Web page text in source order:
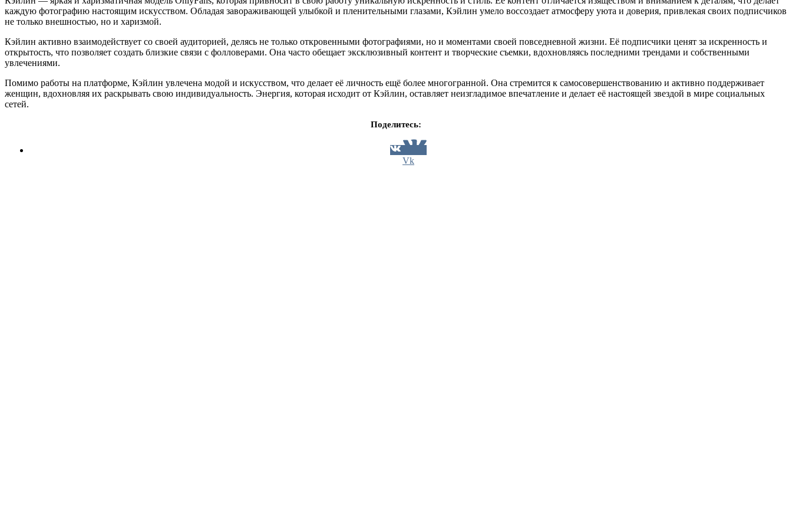
каждую фотографию настоящим искусством. Обладая завораживающей улыбкой и пленительными глазами, Кэйлин умело воссоздает атмосферу уюта и доверия, привлекая своих подписчиков
не только внешностью, но и харизмой.
Кэйлин активно взаимодействует со своей аудиторией, делясь не только откровенными фотографиями, но и моментами своей повседневной жизни. Её подписчики ценят за искренность и
открытость, что позволяет создать близкие связи с фолловерами. Она часто обещает эксклюзивный контент и творческие съемки, вдохновляясь последними трендами и собственными
увлечениями.
Помимо работы на платформе, Кэйлин увлечена модой и искусством, что делает её личность ещё более многогранной. Она стремится к самосовершенствованию и активно поддерживает
женщин, вдохновляя их раскрывать свою индивидуальность. Энергия, которая исходит от Кэйлин, оставляет неизгладимое впечатление и делает её настоящей звездой в мире социальных
сетей.
Поделитесь:
Vk